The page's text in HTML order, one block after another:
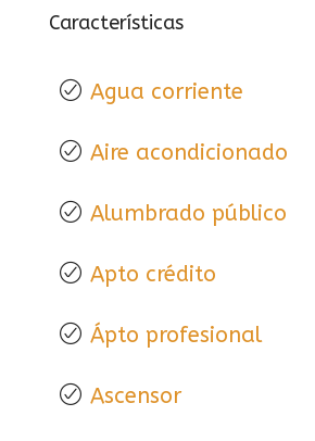
Características
Agua corriente
Aire acondicionado
Alumbrado público
Apto crédito
Ápto profesional
Ascensor